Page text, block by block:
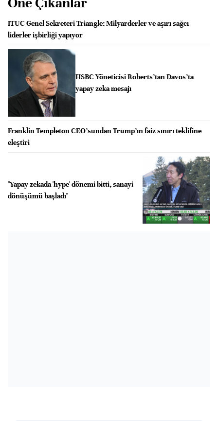
ITUC Genel Sekreteri Triangle: Milyarderler ve aşırı sağcı
liderler işbirliği yapıyor
HSBC Yöneticisi Roberts’tan Davos’ta
yapay zeka mesajı
Franklin Templeton CEO’sundan Trump’ın faiz sınırı teklifine
eleştiri
"Yapay zekada 'hype' dönemi bitti, sanayi
dönüşümü başladı"